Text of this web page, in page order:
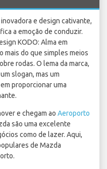
e design cativante,
a emoção de conduzir.
KODO: Alma em
mais do que simples meios
rodas. O lema da marca,
slogan, mas um
proporcionar uma
e chegam ao Aeroporto
são uma excelente
como de lazer. Aqui,
de Mazda